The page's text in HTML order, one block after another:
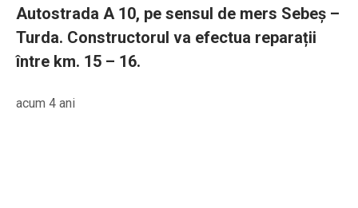
Autostrada A 10, pe sensul de mers Sebeș –
Turda. Constructorul va efectua reparații
între km. 15 – 16.
acum 4 ani